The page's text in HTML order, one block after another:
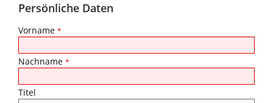
Persönliche Daten
Vorname *
Nachname *
Titel